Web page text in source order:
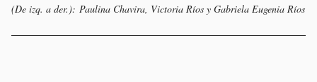
(De izq. a der.): Paulina Chavira, Victoria Ríos y Gabriela Eugenia Ríos